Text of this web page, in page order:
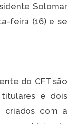
Solomar
feira (16) e se
do CFT são
e dois
criados com a